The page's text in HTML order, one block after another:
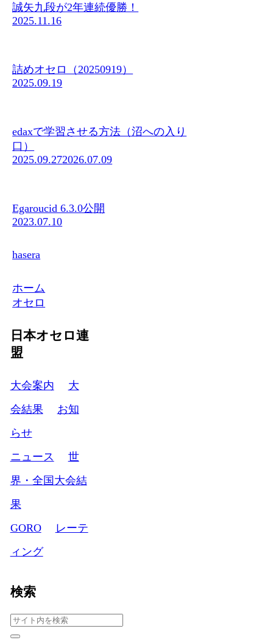
誠矢九段が2年連続優勝！
2025.11.16
詰めオセロ（20250919）
2025.09.19
edaxで学習させる方法（沼への入り
口）
2025.09.272026.07.09
Egaroucid 6.3.0公開
2023.07.10
hasera
ホーム
オセロ
日本オセロ連
盟
大会案内
大
会結果
お知
らせ
ニュース
世
界・全国大会結
果
GORO
レーテ
ィング
検索